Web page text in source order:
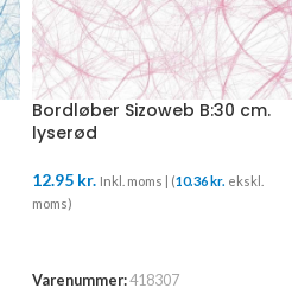
Bordløber Sizoweb B:30 cm.
lyserød
12.95 kr. Inkl. moms | (10.36 kr. ekskl.
moms)
Varenummer:418307